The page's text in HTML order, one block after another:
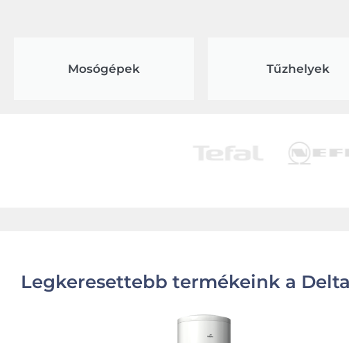
Mosógépek Tűzhelyek
Legkeresettebb termékeink a